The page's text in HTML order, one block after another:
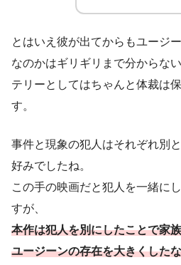
とはいえ彼が出てからもユージ
なのかはギリギリまで分からな
テリーとしてはちゃんと体裁は
す。
事件と現象の犯人はそれぞれ別
好みでしたね。
この手の映画だと犯人を一緒に
すが、
本作は犯人を別にしたことで家
ユージーンの存在を大きくした